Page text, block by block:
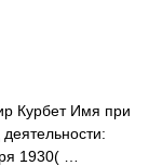
Курбет Имя при
1930( …